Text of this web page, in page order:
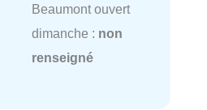
Beaumont ouvert
dimanche : non
renseigné